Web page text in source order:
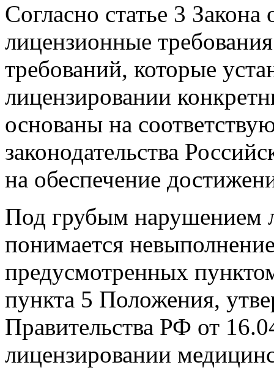
Согласно статье 3
лицензионные
требований, которые
лицензировании
основаны на
законодательства
на обеспечение
Под грубым нарушением
понимается
предусмотренных
пункта 5 Положения,
Правительства РФ от
лицензировании